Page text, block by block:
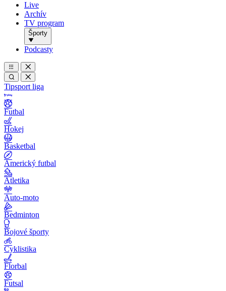
Live
Archív
TV program
Športy
Podcasty
Tipsport liga
Futbal
Hokej
Basketbal
Americký futbal
Atletika
Auto-moto
Bedminton
Bojové športy
Cyklistika
Florbal
Futsal